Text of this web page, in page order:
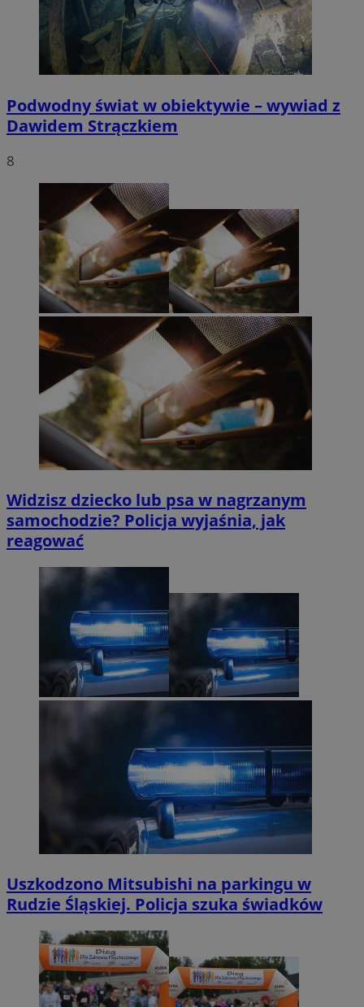
Podwodny świat w obiektywie – wywiad z
Dawidem Strączkiem
8
Widzisz dziecko lub psa w nagrzanym
samochodzie? Policja wyjaśnia, jak
reagować
Uszkodzono Mitsubishi na parkingu w
Rudzie Śląskiej. Policja szuka świadków